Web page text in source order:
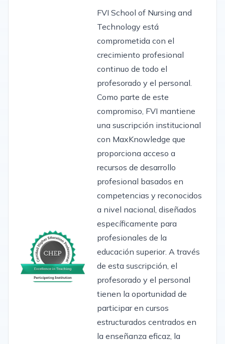
FVI School of Nursing and
Technology está
comprometida con el
crecimiento profesional
continuo de todo el
profesorado y el personal.
Como parte de este
compromiso, FVI mantiene
una suscripción institucional
con MaxKnowledge que
proporciona acceso a
recursos de desarrollo
profesional basados en
competencias y reconocidos
a nivel nacional, diseñados
específicamente para
profesionales de la
educación superior. A través
de esta suscripción, el
profesorado y el personal
tienen la oportunidad de
participar en cursos
estructurados centrados en
la enseñanza eficaz, la